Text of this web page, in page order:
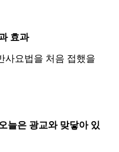
효과
사요법을 처음 접했을
늘은 광교와 맞닿아 있